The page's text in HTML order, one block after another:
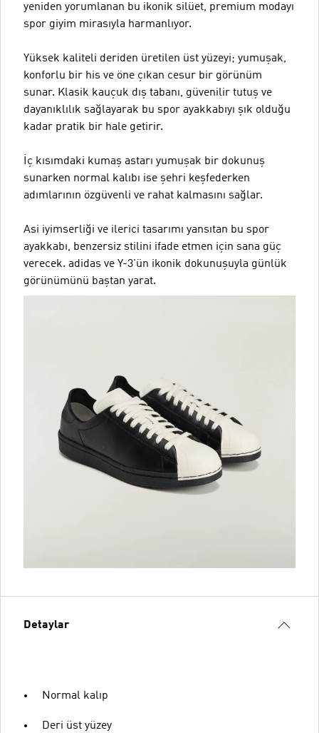
yeniden yorumlanan bu ikonik silüet, premium modayı
spor giyim mirasıyla harmanlıyor.
Yüksek kaliteli deriden üretilen üst yüzeyi; yumuşak,
konforlu bir his ve öne çıkan cesur bir görünüm
sunar. Klasik kauçuk dış tabanı, güvenilir tutuş ve
dayanıklılık sağlayarak bu spor ayakkabıyı şık olduğu
kadar pratik bir hale getirir.
İç kısımdaki kumaş astarı yumuşak bir dokunuş
sunarken normal kalıbı ise şehri keşfederken
adımlarının özgüvenli ve rahat kalmasını sağlar.
Asi iyimserliği ve ilerici tasarımı yansıtan bu spor
ayakkabı, benzersiz stilini ifade etmen için sana güç
verecek. adidas ve Y-3'ün ikonik dokunuşuyla günlük
görünümünü baştan yarat.
Detaylar
Normal kalıp
Deri üst yüzey